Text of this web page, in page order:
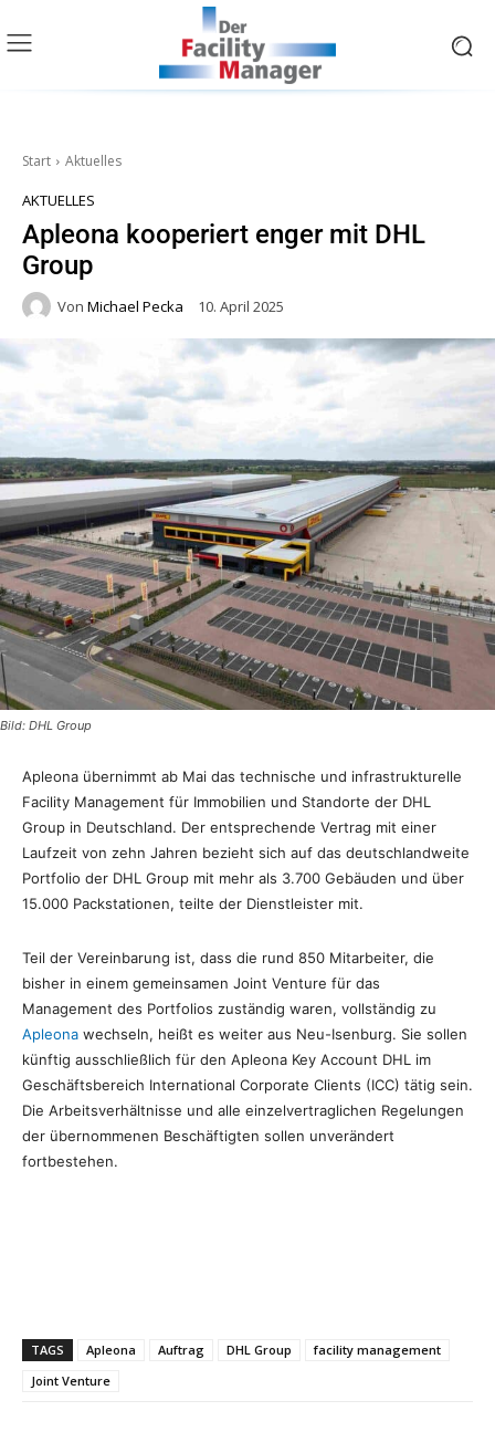
Start Aktuelles
AKTUELLES
Apleona kooperiert enger mit DHL
Group
Von Michael Pecka 10. April 2025
Bild: DHL Group
Apleona übernimmt ab Mai das technische und infrastrukturelle
Facility Management für Immobilien und Standorte der DHL
Group in Deutschland. Der entsprechende Vertrag mit einer
Laufzeit von zehn Jahren bezieht sich auf das deutschlandweite
Portfolio der DHL Group mit mehr als 3.700 Gebäuden und über
15.000 Packstationen, teilte der Dienstleister mit.
Teil der Vereinbarung ist, dass die rund 850 Mitarbeiter, die
bisher in einem gemeinsamen Joint Venture für das
Management des Portfolios zuständig waren, vollständig zu
Apleona wechseln, heißt es weiter aus Neu-Isenburg. Sie sollen
künftig ausschließlich für den Apleona Key Account DHL im
Geschäftsbereich International Corporate Clients (ICC) tätig sein.
Die Arbeitsverhältnisse und alle einzelvertraglichen Regelungen
der übernommenen Beschäftigten sollen unverändert
fortbestehen.
TAGS Apleona Auftrag DHL Group
facility management
Joint Venture